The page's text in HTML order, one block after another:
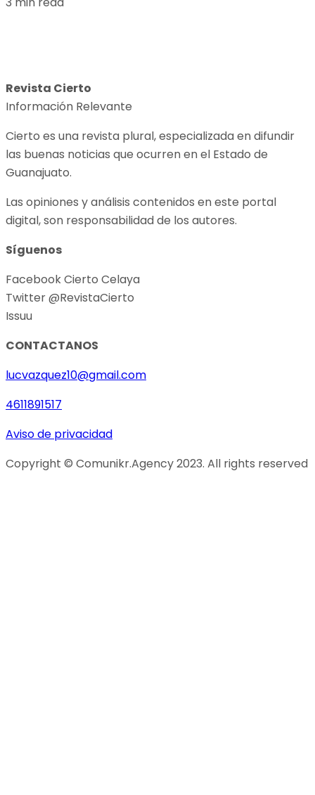
Revista Cierto
Información Relevante
Cierto es una revista plural, especializada en difundir
las buenas noticias que ocurren en el Estado de
Guanajuato.
Las opiniones y análisis contenidos en este portal
digital, son responsabilidad de los autores.
Síguenos
Facebook Cierto Celaya
Twitter @RevistaCierto
Issuu
CONTACTANOS
lucvazquez10@gmail.com
4611891517
Aviso de privacidad
Copyright © Comunikr.Agency 2023. All rights reserved